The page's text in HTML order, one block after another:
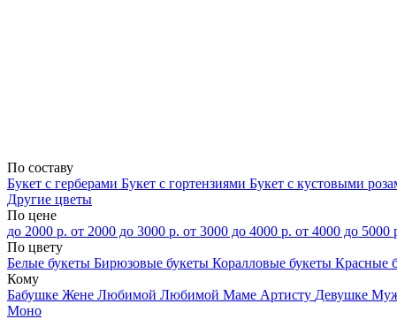
По составу
Букет с герберами Букет с гортензиями Букет с кустовыми
Другие цветы
По цене
до 2000 р. от 2000 до 3000 р. от 3000 до 4000 р. от 4000 до 5000
По цвету
Белые букеты Бирюзовые букеты Коралловые букеты Красные
Кому
Бабушке Жене Любимой Любимой Маме Артисту Девушке
Моно